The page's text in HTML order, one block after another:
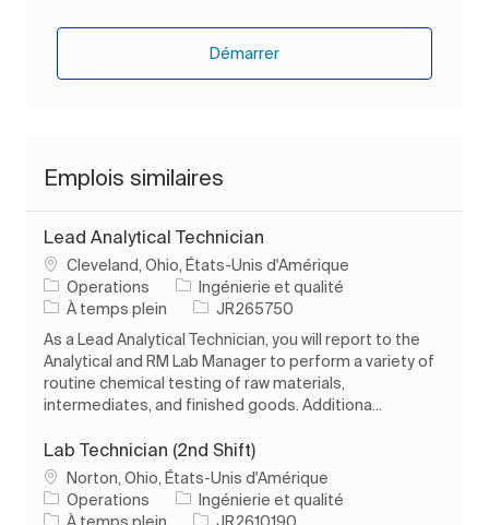
Démarrer
Emplois similaires
Lead Analytical Technician
Emplacement
Cleveland, Ohio, États-Unis d'Amérique
Operations
Catégorie
Ingénierie et qualité
Type d’emploi
À temps plein ID de l’emploi
JR265750
As a Lead Analytical Technician, you will report to the
Analytical and RM Lab Manager to perform a variety of
routine chemical testing of raw materials,
intermediates, and finished goods. Additiona...
Lab Technician (2nd Shift)
Emplacement
Norton, Ohio, États-Unis d'Amérique
Operations
Catégorie
Ingénierie et qualité
Type d’emploi
ID de l’emploi